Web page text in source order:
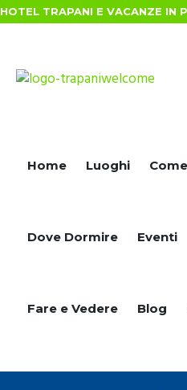
HOTEL TRAPANI E VACANZE IN
Home Luoghi
Dove Dormire Eventi
Fare e Vedere Blog